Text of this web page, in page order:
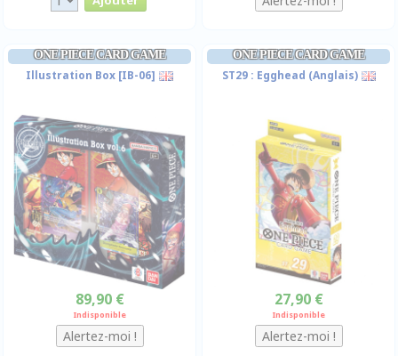
ONE PIECE CARD GAME
Illustration Box [IB-06]
89,90 €
Indisponible
ONE PIECE CARD GAME
ST29 : Egghead (Anglais)
27,90 €
Indisponible